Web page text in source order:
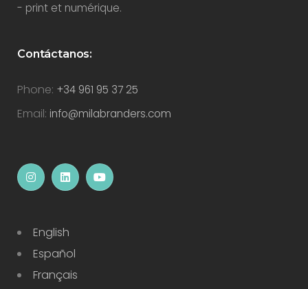
- print et numérique.
Contáctanos:
Phone: +34 961 95 37 25
Email: info@milabranders.com
English
Español
Français